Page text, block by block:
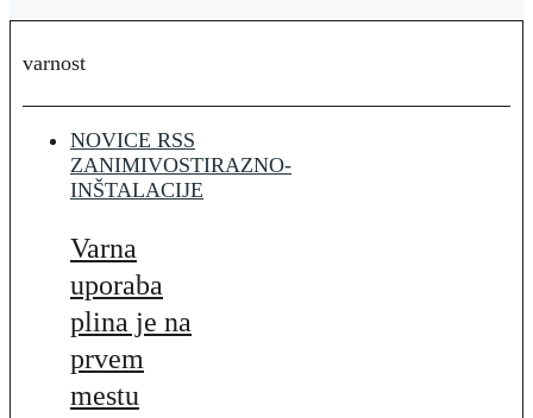
varnost
NOVICE RSS
ZANIMIVOSTIRAZNO-
INŠTALACIJE
Varna
uporaba
plina je na
prvem
mestu